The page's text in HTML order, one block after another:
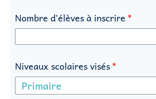
Nombre d'élèves à inscrire
Niveaux scolaires visés